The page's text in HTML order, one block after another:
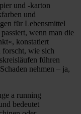
und -karton
und
für Lebensmittel
wenn man die
konstatiert
forscht, wie sich
führen
nehmen – ja,
a running
bedeutet